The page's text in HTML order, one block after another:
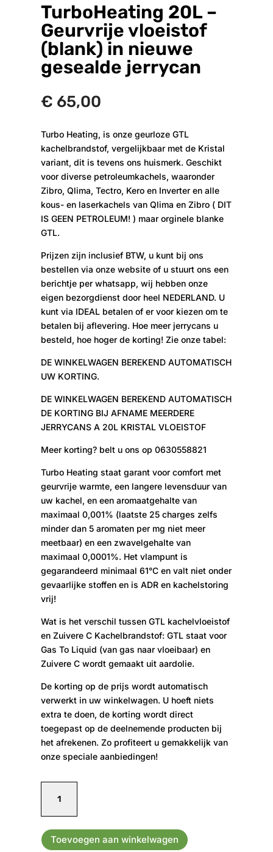
TurboHeating 20L –
Geurvrije vloeistof
(blank) in nieuwe
gesealde jerrycan
€ 65,00
Turbo Heating, is onze geurloze GTL
kachelbrandstof, vergelijkbaar met de Kristal
variant, dit is tevens ons huismerk. Geschikt
voor diverse petroleumkachels, waaronder
Zibro, Qlima, Tectro, Kero en Inverter en alle
kous- en laserkachels van Qlima en Zibro ( DIT
IS GEEN PETROLEUM! ) maar orginele blanke
GTL.
Prijzen zijn inclusief BTW, u kunt bij ons
bestellen via onze website of u stuurt ons een
berichtje per whatsapp, wij hebben onze
eigen bezorgdienst door heel NEDERLAND. U
kunt via IDEAL betalen of er voor kiezen om te
betalen bij aflevering. Hoe meer jerrycans u
besteld, hoe hoger de korting! Zie onze tabel:
DE WINKELWAGEN BEREKEND AUTOMATISCH
UW KORTING.
DE WINKELWAGEN BEREKEND AUTOMATISCH
DE KORTING BIJ AFNAME MEERDERE
JERRYCANS A 20L KRISTAL VLOEISTOF
Meer korting? belt u ons op 0630558821
Turbo Heating staat garant voor comfort met
geurvrije warmte, een langere levensduur van
uw kachel, en een aromaatgehalte van
maximaal 0,001% (laatste 25 charges zelfs
minder dan 5 aromaten per mg niet meer
meetbaar) en een zwavelgehalte van
maximaal 0,0001%. Het vlampunt is
gegarandeerd minimaal 61°C en valt niet onder
gevaarlijke stoffen en is ADR en kachelstoring
vrij!
Wat is het verschil tussen GTL kachelvloeistof
en Zuivere C Kachelbrandstof: GTL staat voor
Gas To Liquid (van gas naar vloeibaar) en
Zuivere C wordt gemaakt uit aardolie.
De korting op de prijs wordt automatisch
verwerkt in uw winkelwagen. U hoeft niets
extra te doen, de korting wordt direct
toegepast op de deelnemende producten bij
het afrekenen. Zo profiteert u gemakkelijk van
onze speciale aanbiedingen!
-
Geurvrije
vloeistof
Toevoegen aan winkelwagen